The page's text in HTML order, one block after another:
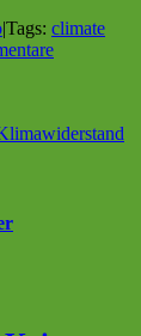
|Tags: climate